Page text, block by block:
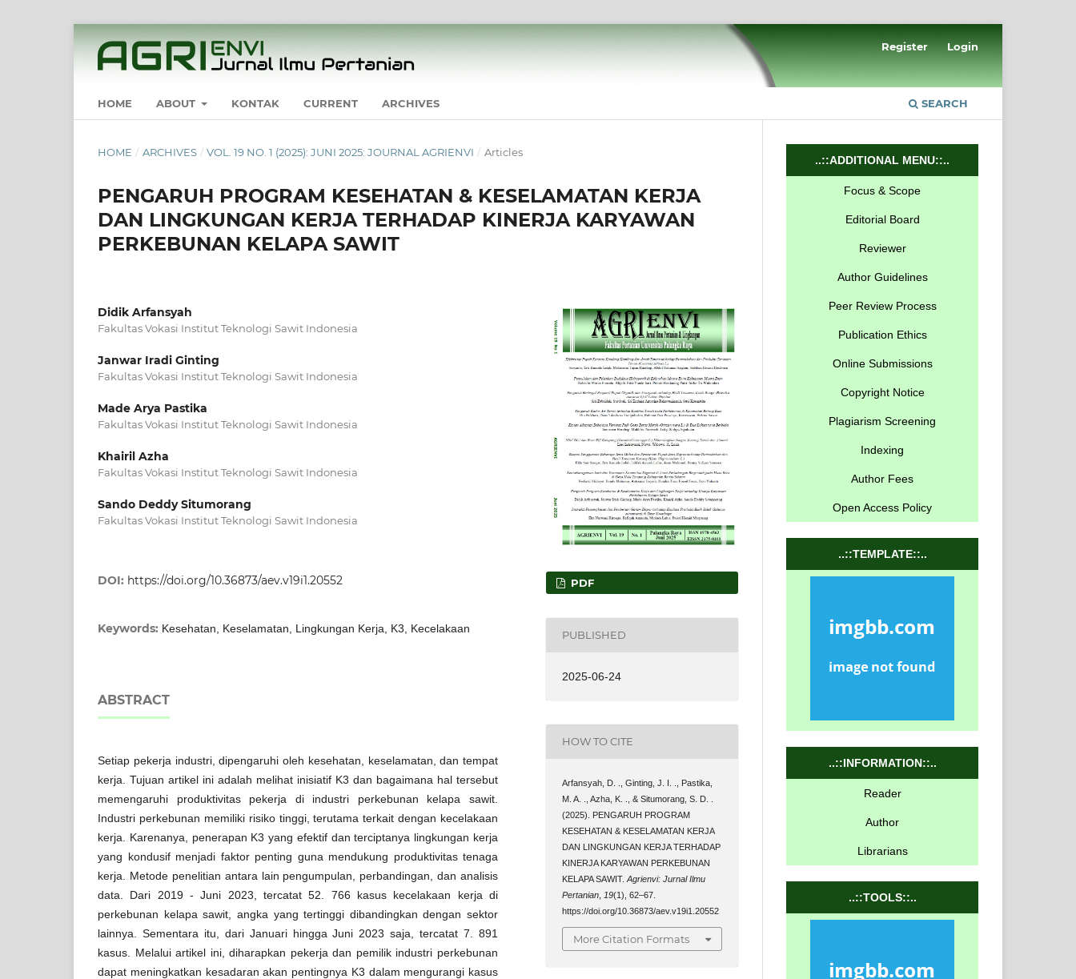
HOME ABOUT KONTAK CURRENT ARCHIVES SEARCH
Register Login
HOME / ARCHIVES / VOL. 19 NO. 1 (2025): JUNI 2025: JOURNAL AGRIENVI / Articles
PENGARUH PROGRAM KESEHATAN & KESELAMATAN KERJA
DAN LINGKUNGAN KERJA TERHADAP KINERJA KARYAWAN
PERKEBUNAN KELAPA SAWIT
Didik Arfansyah
Fakultas Vokasi Institut Teknologi Sawit Indonesia
Janwar Iradi Ginting
Fakultas Vokasi Institut Teknologi Sawit Indonesia
Made Arya Pastika
Fakultas Vokasi Institut Teknologi Sawit Indonesia
Khairil Azha
Fakultas Vokasi Institut Teknologi Sawit Indonesia
Sando Deddy Situmorang
Fakultas Vokasi Institut Teknologi Sawit Indonesia
DOI: https://doi.org/10.36873/aev.v19i1.20552
Keywords: Kesehatan, Keselamatan, Lingkungan Kerja, K3, Kecelakaan
ABSTRACT
Setiap pekerja industri, dipengaruhi oleh kesehatan, keselamatan, dan tempat
kerja. Tujuan artikel ini adalah melihat inisiatif K3 dan bagaimana hal tersebut
memengaruhi produktivitas pekerja di industri perkebunan kelapa sawit.
Industri perkebunan memiliki risiko tinggi, terutama terkait dengan kecelakaan
kerja. Karenanya, penerapan K3 yang efektif dan terciptanya lingkungan kerja
yang kondusif menjadi faktor penting guna mendukung produktivitas tenaga
kerja. Metode penelitian antara lain pengumpulan, perbandingan, dan analisis
data. Dari 2019 - Juni 2023, tercatat 52. 766 kasus kecelakaan kerja di
perkebunan kelapa sawit, angka yang tertinggi dibandingkan dengan sektor
lainnya. Sementara itu, dari Januari hingga Juni 2023 saja, tercatat 7. 891
kasus. Melalui artikel ini, diharapkan pekerja dan pemilik industri perkebunan
dapat meningkatkan kesadaran akan pentingnya K3 dalam mengurangi kasus
PDF
PUBLISHED
2025-06-24
HOW TO CITE
Arfansyah, D. ., Ginting, J. I. ., Pastika,
M. A. ., Azha, K. ., & Situmorang, S. D. .
(2025). PENGARUH PROGRAM
KESEHATAN & KESELAMATAN KERJA
DAN LINGKUNGAN KERJA TERHADAP
KINERJA KARYAWAN PERKEBUNAN
KELAPA SAWIT.Agrienvi: Jurnal Ilmu
Pertanian 19(1), 62–67.
https://doi.org/10.36873/aev.v19i1.20552
More Citation Formats
..::ADDITIONAL MENU::..
Focus & Scope
Editorial Board
Reviewer
Author Guidelines
Peer Review Process
Publication Ethics
Online Submissions
Copyright Notice
Plagiarism Screening
Indexing
Author Fees
Open Access Policy
..::TEMPLATE::..
..::INFORMATION::..
Reader
Author
Librarians
..::TOOLS::..